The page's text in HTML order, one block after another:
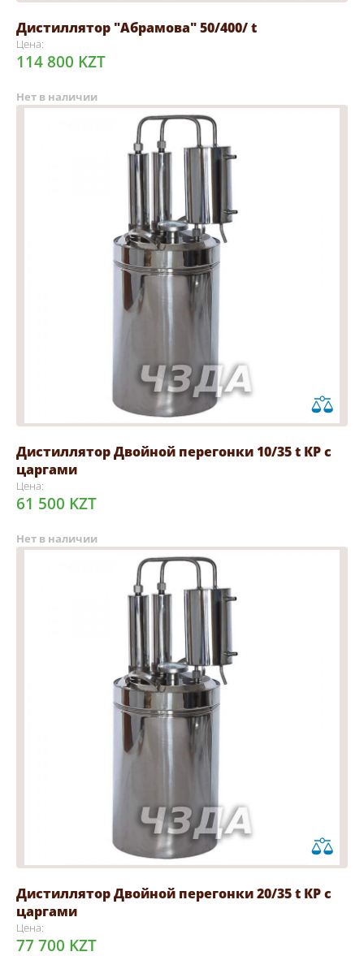
Дистиллятор "Абрамова" 50/400/ t
Цена:
114 800 KZT
Нет в наличии
Дистиллятор Двойной перегонки 10/35 t КР с
царгами
Цена:
61 500 KZT
Нет в наличии
Дистиллятор Двойной перегонки 20/35 t КР с
царгами
Цена:
77 700 KZT